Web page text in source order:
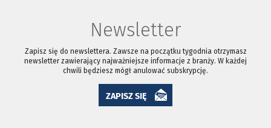
Newsletter
Zapisz się do newslettera. Zawsze na początku tygodnia otrzymasz
newsletter zawierający najważniejsze informacje z branży. W każdej
chwili będziesz mógł anulować subskrypcję.
ZAPISZ SIĘ